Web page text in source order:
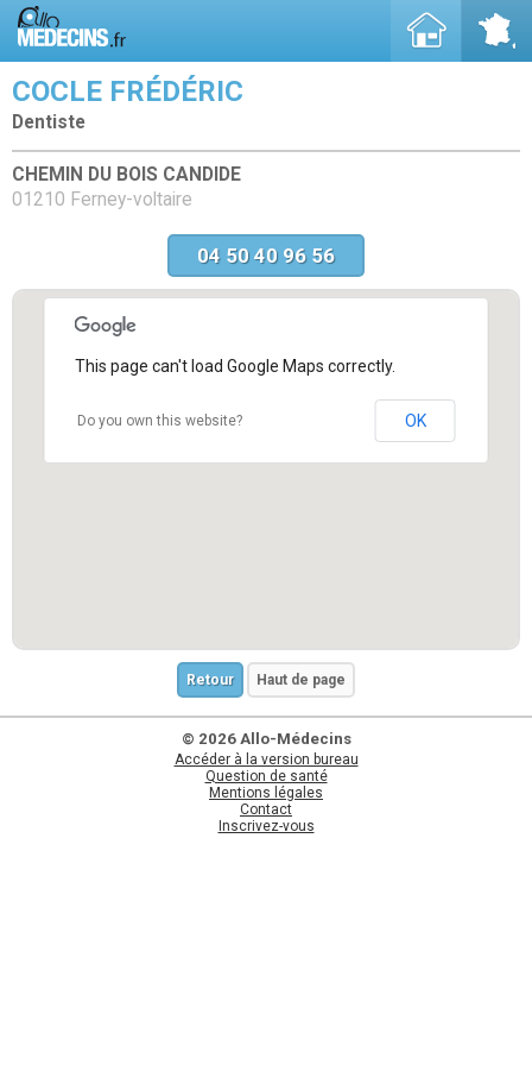
COCLE FRÉDÉRIC
Dentiste
CHEMIN DU BOIS CANDIDE
01210 Ferney-voltaire
04 50 40 96 56
This page can't load Google Maps correctly.
Do you own this website? OK
Retour Haut de page
© 2026 Allo-Médecins
Accéder à la version bureau
Question de santé
Mentions légales
Contact
Inscrivez-vous